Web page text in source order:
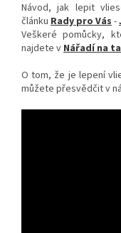
Návod, jak lepit
článku Rady pro Vás-
Veškeré pomůcky,
najdete vNářadí na
O tom, že je lepení
můžete přesvědčit v